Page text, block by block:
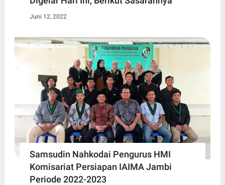
Juni 12, 2022
Samsudin Nahkodai Pengurus HMI
Komisariat Persiapan IAIMA Jambi
Periode 2022-2023